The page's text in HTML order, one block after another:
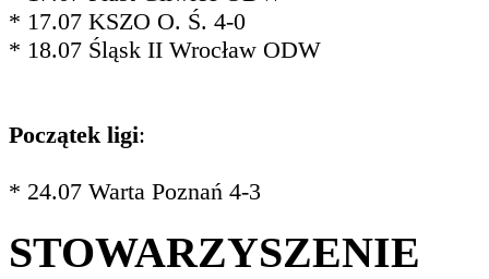
* 17.07 KSZO O. Ś. 4-0
* 18.07 Śląsk II Wrocław ODW
Początek ligi:
* 24.07 Warta Poznań 4-3
STOWARZYSZENIE